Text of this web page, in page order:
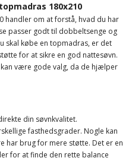
180x210
handler om at forstå, hvad du har
passer godt til dobbeltsenge og
skal købe en topmadras, er det
for at sikre en god nattesøvn.
være gode valg, da de hjælper
din søvnkvalitet.
fasthedsgrader. Nogle kan
har brug for mere støtte. Det er en
for at finde den rette balance